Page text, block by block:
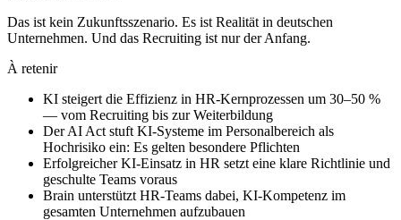
Das ist kein Zukunftsszenario. Es ist Realität in deutschen
Unternehmen. Und das Recruiting ist nur der Anfang.
À retenir
KI steigert die Effizienz in HR-Kernprozessen um 30–50 %
— vom Recruiting bis zur Weiterbildung
Der AI Act stuft KI-Systeme im Personalbereich als
Hochrisiko ein: Es gelten besondere Pflichten
Erfolgreicher KI-Einsatz in HR setzt eine klare Richtlinie und
geschulte Teams voraus
Brain unterstützt HR-Teams dabei, KI-Kompetenz im
gesamten Unternehmen aufzubauen